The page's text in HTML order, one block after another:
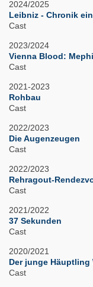
2024/2025
Leibniz - Chronik
Cast
2023/2024
Vienna Blood:
Cast
2021-2023
Rohbau
Cast
2022/2023
Die Augenzeugen
Cast
2022/2023
Rehragout-
Cast
2021/2022
37 Sekunden
Cast
2020/2021
Der junge Häuptling
Cast